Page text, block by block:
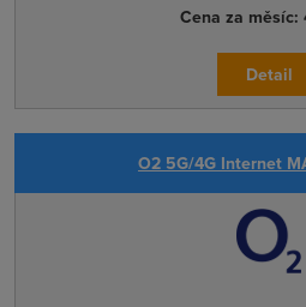
Cena za měsíc:
Detail
O2 5G/4G Internet